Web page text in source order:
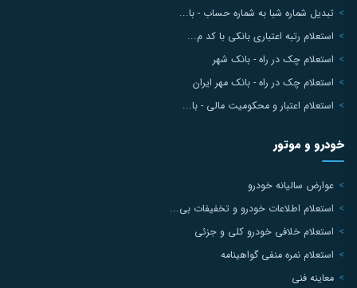
تبدیل شماره شبا به شماره حساب - با...
استعلام رتبه اعتباری بانکی با کد م...
استعلام چک در راه - بانک شهر
استعلام چک در راه - بانک مهر ایران
استعلام اعتبار و محکومیت مالی - با...
خودرو و موتور
عوارض سالیانه خودرو
استعلام اطلاعات خودرو و تخفیفات بی...
استعلام خلافی خودرو کلی و جزئی
استعلام نمره منفی گواهینامه
معاینه فنی